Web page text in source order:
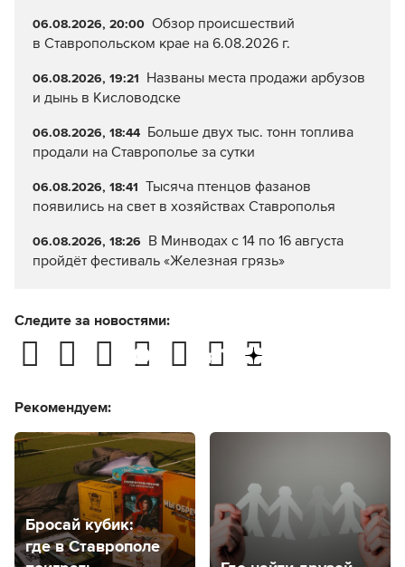
06.08.2026, 20:00 Обзор происшествий
в Ставропольском крае на 6.08.2026 г.
06.08.2026, 19:21 Названы места продажи арбузов
и дынь в Кисловодске
06.08.2026, 18:44 Больше двух тыс. тонн топлива
продали на Ставрополье за сутки
06.08.2026, 18:41 Тысяча птенцов фазанов
появились на свет в хозяйствах Ставрополья
06.08.2026, 18:26 В Минводах с 14 по 16 августа
пройдёт фестиваль «Железная грязь»
Следите за новостями:
Рекомендуем:
Бросай кубик:
где в Ставрополе